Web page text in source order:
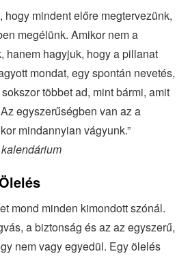
hogy mindent előre megtervezünk,
megélünk. Amikor nem a
hanem hagyjuk, hogy a pillanat
mondat, egy spontán nevetés,
többet ad, mint bármi, amit
egyszerűségben van az a
mindannyian vágyunk.”
mond minden kimondott szónál.
a biztonság és az az egyszerű,
nem vagy egyedül. Egy ölelés